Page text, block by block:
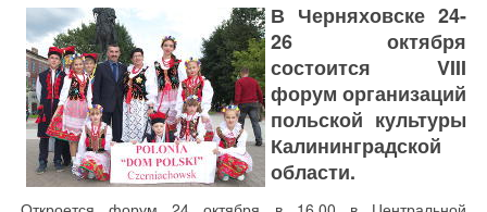
В Черняховске 24-
26 октября
состоится VIII
форум организаций
польской культуры
Калининградской
области.